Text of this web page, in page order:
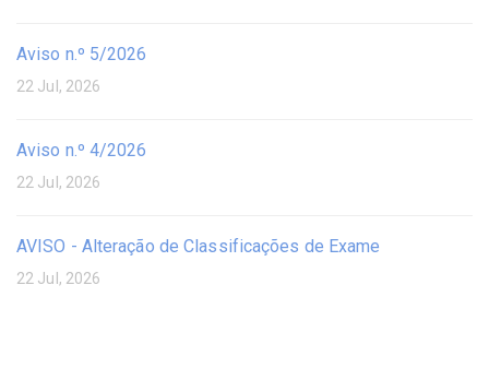
Aviso n.º 5/2026
22 Jul, 2026
Aviso n.º 4/2026
22 Jul, 2026
AVISO - Alteração de Classificações de Exame
22 Jul, 2026